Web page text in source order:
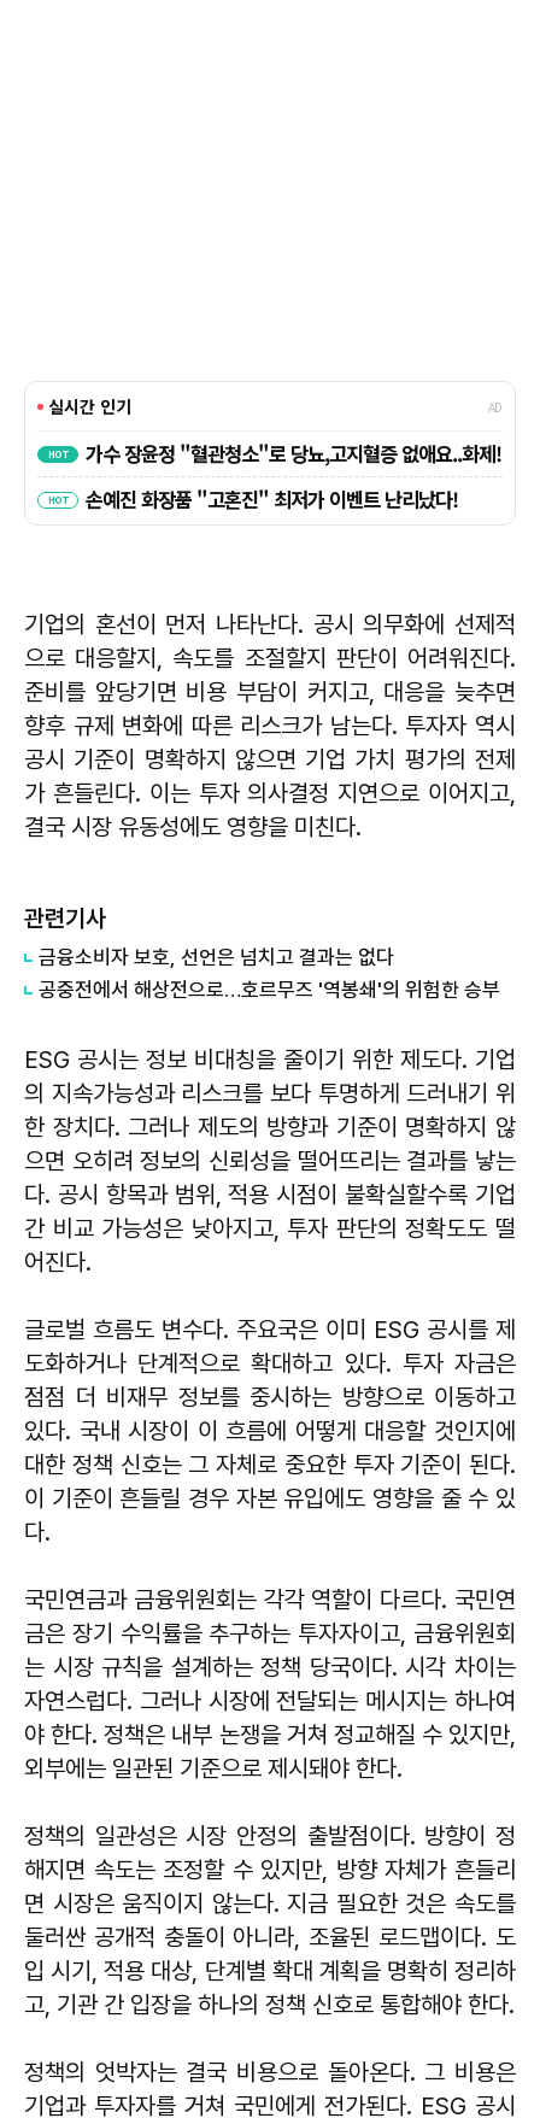
기업의 혼선이 먼저 나타난다. 공시 의무화에 선제적
으로 대응할지, 속도를 조절할지 판단이 어려워진다.
준비를 앞당기면 비용 부담이 커지고, 대응을 늦추면
향후 규제 변화에 따른 리스크가 남는다. 투자자 역시
공시 기준이 명확하지 않으면 기업 가치 평가의 전제
가 흔들린다. 이는 투자 의사결정 지연으로 이어지고,
결국 시장 유동성에도 영향을 미친다.
관련기사
금융소비자 보호, 선언은 넘치고 결과는 없다
공중전에서 해상전으로…호르무즈 '역봉쇄'의 위험한 승부
ESG 공시는 정보 비대칭을 줄이기 위한 제도다. 기업
의 지속가능성과 리스크를 보다 투명하게 드러내기 위
한 장치다. 그러나 제도의 방향과 기준이 명확하지 않
으면 오히려 정보의 신뢰성을 떨어뜨리는 결과를 낳는
다. 공시 항목과 범위, 적용 시점이 불확실할수록 기업
간 비교 가능성은 낮아지고, 투자 판단의 정확도도 떨
어진다.
글로벌 흐름도 변수다. 주요국은 이미 ESG 공시를 제
도화하거나 단계적으로 확대하고 있다. 투자 자금은
점점 더 비재무 정보를 중시하는 방향으로 이동하고
있다. 국내 시장이 이 흐름에 어떻게 대응할 것인지에
대한 정책 신호는 그 자체로 중요한 투자 기준이 된다.
이 기준이 흔들릴 경우 자본 유입에도 영향을 줄 수 있
다.
국민연금과 금융위원회는 각각 역할이 다르다. 국민연
금은 장기 수익률을 추구하는 투자자이고, 금융위원회
는 시장 규칙을 설계하는 정책 당국이다. 시각 차이는
자연스럽다. 그러나 시장에 전달되는 메시지는 하나여
야 한다. 정책은 내부 논쟁을 거쳐 정교해질 수 있지만,
외부에는 일관된 기준으로 제시돼야 한다.
정책의 일관성은 시장 안정의 출발점이다. 방향이 정
해지면 속도는 조정할 수 있지만, 방향 자체가 흔들리
면 시장은 움직이지 않는다. 지금 필요한 것은 속도를
둘러싼 공개적 충돌이 아니라, 조율된 로드맵이다. 도
입 시기, 적용 대상, 단계별 확대 계획을 명확히 정리하
고, 기관 간 입장을 하나의 정책 신호로 통합해야 한다.
정책의 엇박자는 결국 비용으로 돌아온다. 그 비용은
기업과 투자자를 거쳐 국민에게 전가된다. ESG 공시